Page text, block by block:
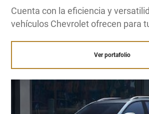
Cuenta con la eficiencia y
vehículos Chevrolet ofrecen para
Ver portafolio